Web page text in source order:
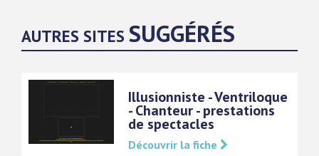
AUTRES SITES SUGGÉRÉS
Illusionniste - Ventriloque
- Chanteur - prestations
de spectacles
Découvrir la fiche